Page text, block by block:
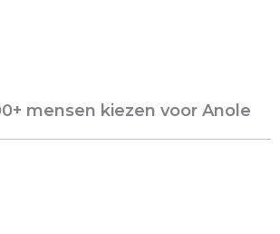
mensen kiezen voor Anole